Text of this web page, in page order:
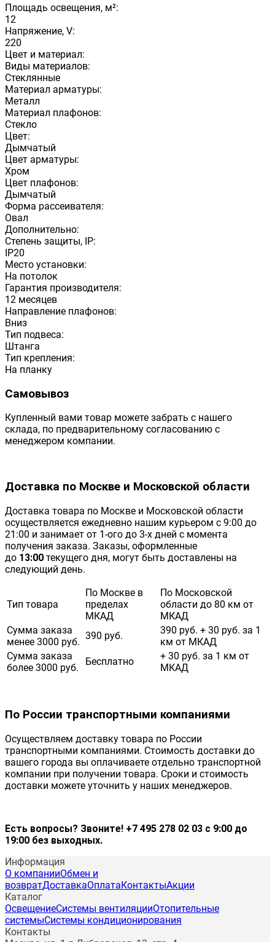
Площадь освещения, м²:
12
Напряжение, V:
220
Цвет и материал:
Виды материалов:
Стеклянные
Материал арматуры:
Металл
Материал плафонов:
Стекло
Цвет:
Дымчатый
Цвет арматуры:
Хром
Цвет плафонов:
Дымчатый
Форма рассеивателя:
Овал
Дополнительно:
Степень защиты, IP:
IP20
Место установки:
На потолок
Гарантия производителя:
12 месяцев
Направление плафонов:
Вниз
Тип подвеса:
Штанга
Тип крепления:
На планку
Самовывоз
Купленный вами товар можете забрать с нашего
склада, по предварительному согласованию с
менеджером компании.
Доставка по Москве и Московской области
Доставка товара по Москве и Московской области
осуществляется ежедневно нашим курьером с 9:00 до
21:00 и занимает от 1-ого до 3-х дней с момента
получения заказа. Заказы, оформленные
до 13:00 текущего дня, могут быть доставлены на
следующий день.
Тип товара
По Москве в
пределах
МКАД
По Московской
области до 80 км от
МКАД
Сумма заказа
менее 3000 руб.
390 руб.
390 руб. + 30 руб. за 1
км от МКАД
Сумма заказа
более 3000 руб.
Бесплатно
+ 30 руб. за 1 км от
МКАД
По России транспортными компаниями
Осуществляем доставку товара по России
транспортными компаниями. Стоимость доставки до
вашего города вы оплачиваете отдельно транспортной
компании при получении товара. Сроки и стоимость
доставки можете уточнить у наших менеджеров.
Есть вопросы? Звоните! +7 495 278 02 03 с 9:00 до
19:00 без выходных.
Информация
О компанииОбмен и
возвратДоставкаОплата КонтактыАкции
Каталог
ОсвещениеСистемы вентиляцииОтопительные
системыСистемы кондиционирования
Контакты